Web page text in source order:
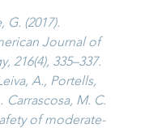
G. (2017).
Journal of
216(4), 335–337.
A., Portells,
Carrascosa, M. C.
of moderate-